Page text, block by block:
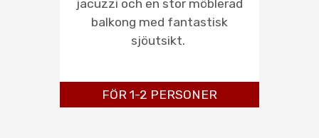
jacuzzi och en stor möblerad
balkong med fantastisk
sjöutsikt.
FÖR 1-2 PERSONER